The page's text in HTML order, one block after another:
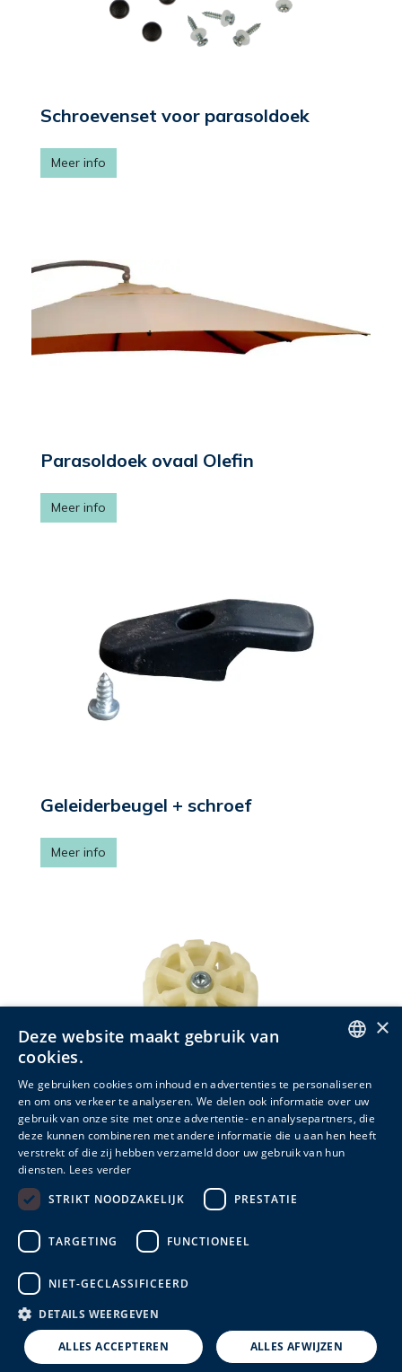
Schroevenset voor parasoldoek
Meer info
Parasoldoek ovaal Olefin
Meer info
Geleiderbeugel + schroef
Meer info
AANSLUITHULS VOOR VOET
Meer info
DUTCH
FRENCH
×
Deze website maakt gebruik van
cookies.
We gebruiken cookies om inhoud en advertenties te personaliseren
en om ons verkeer te analyseren. We delen ook informatie over uw
gebruik van onze site met onze advertentie- en analysepartners, die
deze kunnen combineren met andere informatie die u aan hen heeft
verstrekt of die zij hebben verzameld door uw gebruik van hun
diensten. Lees verder
STRIKT NOODZAKELIJK
PRESTATIE
TARGETING FUNCTIONEEL
NIET-GECLASSIFICEERD
DETAILS WEERGEVEN
ALLES ACCEPTEREN ALLES AFWIJZEN